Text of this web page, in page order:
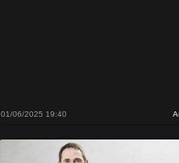
01/06/2025 19:40